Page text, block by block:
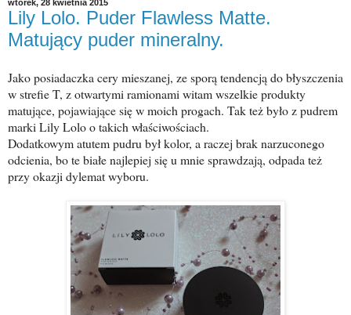
wtorek, 28 kwietnia 2015
Lily Lolo. Puder Flawless Matte.
Matujący puder mineralny.
Jako posiadaczka cery mieszanej, ze sporą tendencją do błyszczenia
w strefie T, z otwartymi ramionami witam wszelkie produkty
matujące, pojawiające się w moich progach. Tak też było z pudrem
marki Lily Lolo o takich właściwościach.
Dodatkowym atutem pudru był kolor, a raczej brak narzuconego
odcienia, bo te białe najlepiej się u mnie sprawdzają, odpada też
przy okazji dylemat wyboru.